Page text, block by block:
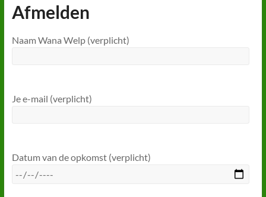
Afmelden
Naam Wana Welp (verplicht)
Je e-mail (verplicht)
Datum van de opkomst (verplicht)